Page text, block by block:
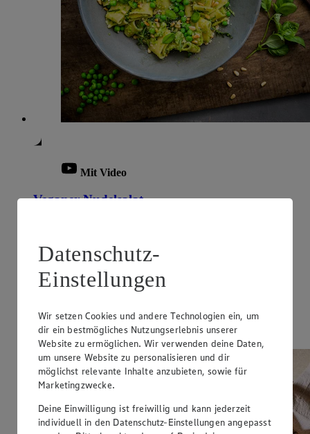
Mit Video
Veganer Nudelsalat
45 min.
Ernährungsweise
Vegan
Ernährungsweise
Vegetarisch
Datenschutz-
Einstellungen
Wir setzen Cookies und andere Technologien ein, um
dir ein bestmögliches Nutzungserlebnis unserer
Website zu ermöglichen. Wir verwenden deine Daten,
um unsere Website zu personalisieren und dir
möglichst relevante Inhalte anzubieten, sowie für
Marketingzwecke.
Deine Einwilligung ist freiwillig und kann jederzeit
individuell in den Datenschutz-Einstellungen angepasst